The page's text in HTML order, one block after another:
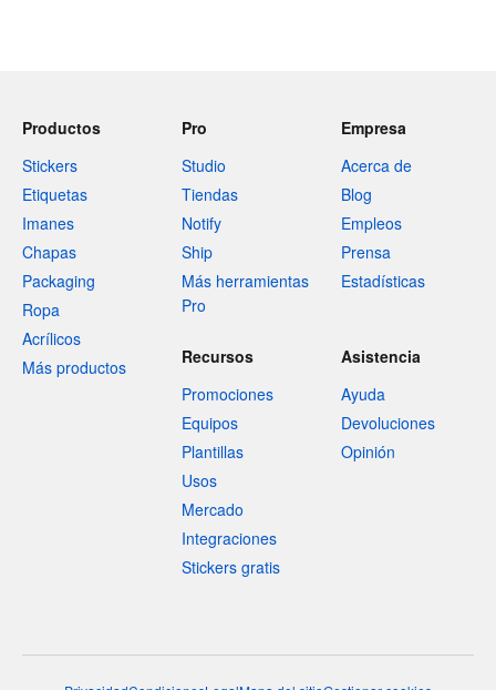
Productos
Stickers
Etiquetas
Imanes
Chapas
Packaging
Ropa
Acrílicos
Más productos
Pro
Studio
Tiendas
Notify
Ship
Más herramientas
Pro
Empresa
Acerca de
Blog
Empleos
Prensa
Estadísticas
Recursos
Promociones
Equipos
Plantillas
Usos
Mercado
Integraciones
Stickers gratis
Asistencia
Ayuda
Devoluciones
Opinión